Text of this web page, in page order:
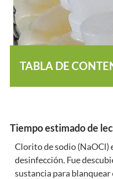
TABLA DE
Tiempo estimado de
Clorito de sodio (NaOCl)
desinfección. Fue
sustancia para